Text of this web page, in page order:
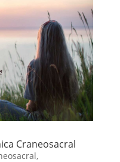
Craneosacral
,